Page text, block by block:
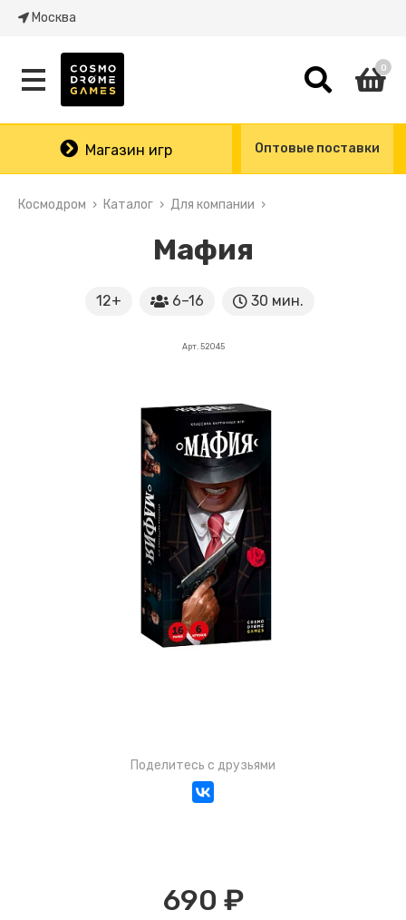
Москва
0
Магазин игр Оптовые поставки
Космодром Каталог Для компании
Мафия
12+ 6–16 30 мин.
Арт. 52045
Поделитесь с друзьями
690 ₽